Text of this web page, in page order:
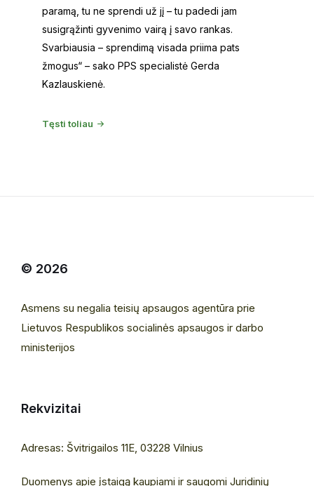
paramą, tu ne sprendi už jį – tu padedi jam
susigrąžinti gyvenimo vairą į savo rankas.
Svarbiausia – sprendimą visada priima pats
žmogus“ – sako PPS specialistė Gerda
Kazlauskienė.
Tęsti toliau
© 2026
Asmens su negalia teisių apsaugos agentūra prie
Lietuvos Respublikos socialinės apsaugos ir darbo
ministerijos
Rekvizitai
Adresas: Švitrigailos 11E, 03228 Vilnius
Duomenys apie įstaigą kaupiami ir saugomi Juridinių